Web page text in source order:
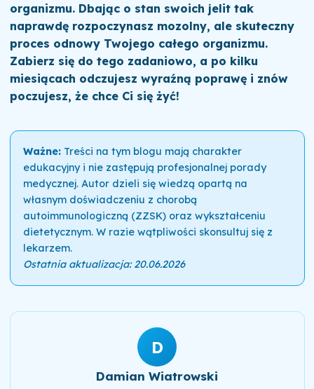
organizmu. Dbając o stan swoich jelit tak
naprawdę rozpoczynasz mozolny, ale skuteczny
proces odnowy Twojego całego organizmu.
Zabierz się do tego zadaniowo, a po kilku
miesiącach odczujesz wyraźną poprawę i znów
poczujesz, że chce Ci się żyć!
Ważne:Treści na tym blogu mają charakter
edukacyjny i nie zastępują profesjonalnej porady
medycznej. Autor dzieli się wiedzą opartą na
własnym doświadczeniu z chorobą
autoimmunologiczną (ZZSK) oraz wykształceniu
dietetycznym. W razie wątpliwości skonsultuj się z
lekarzem.
Ostatnia aktualizacja: 20.06.2026
D
Damian Wiatrowski